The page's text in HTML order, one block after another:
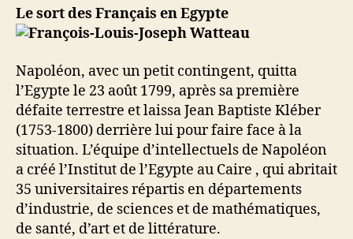
Le sort des Français en Egypte
Napoléon, avec un petit contingent, quitta
l’Egypte le 23 août 1799, après sa première
défaite terrestre et laissa Jean Baptiste Kléber
(1753-1800) derrière lui pour faire face à la
situation. L’équipe d’intellectuels de Napoléon
a créé l’Institut de l’Egypte au Caire , qui abritait
35 universitaires répartis en départements
d’industrie, de sciences et de mathématiques,
de santé, d’art et de littérature.